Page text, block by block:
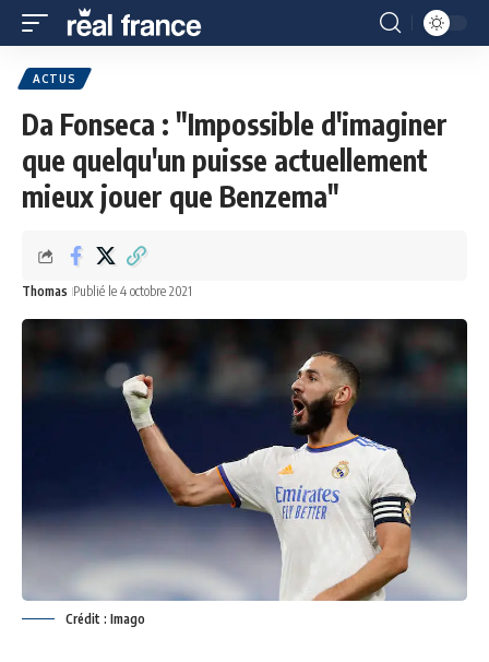
ACTUS
Da Fonseca : "Impossible d'imaginer
que quelqu'un puisse actuellement
mieux jouer que Benzema"
Thomas Publié le 4 octobre 2021
Crédit : Imago